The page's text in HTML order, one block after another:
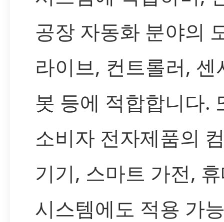
공장 자동화 분야의
라이브, 컨트롤러, 센
봇 등에 적합합니다.
소비자 전자제품의
기기, 스마트 가전,
시스템에도 적용 가